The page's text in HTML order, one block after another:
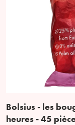
Bolsius - les
heures - 45